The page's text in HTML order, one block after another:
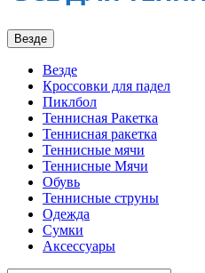
Везде
Везде
Кроссовки для падел
Пиклбол
Теннисная Ракетка
Теннисная ракетка
Теннисные мячи
Теннисные Мячи
Обувь
Теннисные струны
Одежда
Сумки
Аксессуары